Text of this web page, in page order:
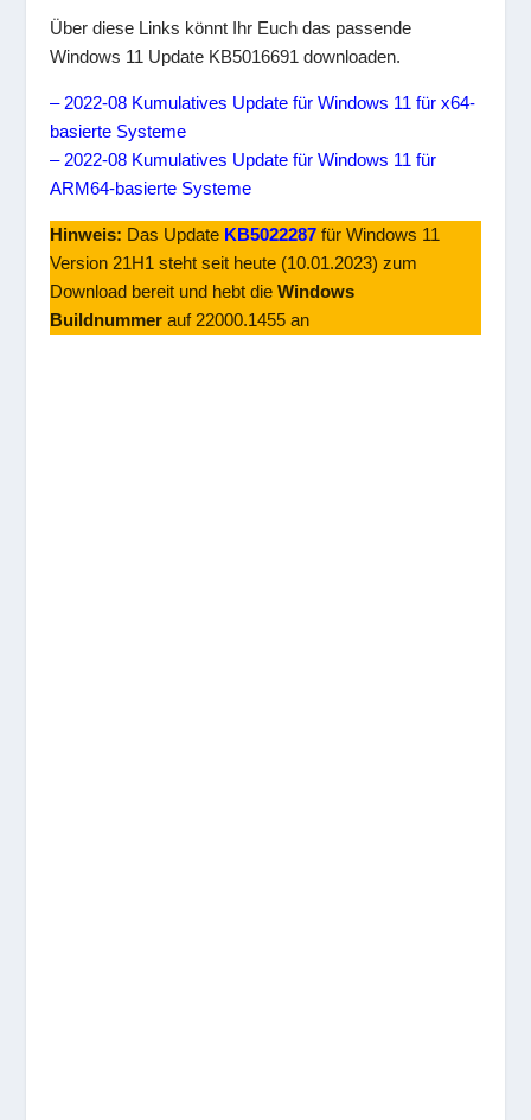
Über diese Links könnt Ihr Euch das passende
Windows 11 Update KB5016691 downloaden.
– 2022-08 Kumulatives Update für Windows 11 für x64-
basierte Systeme
– 2022-08 Kumulatives Update für Windows 11 für
ARM64-basierte Systeme
Hinweis: Das Update KB5022287 für Windows 11
Version 21H1 steht seit heute (10.01.2023) zum
Download bereit und hebt dieWindows
Buildnummer auf 22000.1455 an